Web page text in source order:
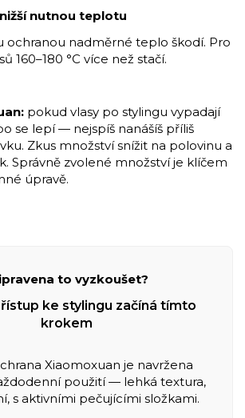
nutnou teplotu
ochranou nadměrné teplo škodí. Pro
160–180 °C více než stačí.
pokud vlasy po stylingu vypadají
se lepí — nejspíš nanášíš příliš
Zkus množství snížit na polovinu a
Správně zvolené množství je klíčem
úpravě.
to vyzkoušet?
ke stylingu začíná tímto
krokem
Xiaomoxuan je navržena
použití — lehká textura,
s aktivními pečujícími složkami.